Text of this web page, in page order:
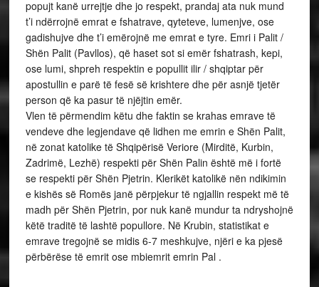
popujt kanë urrejtje dhe jo respekt, prandaj ata nuk mund
t’i ndërrojnë emrat e fshatrave, qyteteve, lumenjve, ose
gadishujve dhe t’i emërojnë me emrat e tyre. Emri i Palit /
Shën Palit (Pavllos), që haset sot si emër fshatrash, kepi,
ose lumi, shpreh respektin e popullit ilir / shqiptar për
apostullin e parë të fesë së krishtere dhe për asnjë tjetër
person që ka pasur të njëjtin emër.
Vlen të përmendim këtu dhe faktin se krahas emrave të
vendeve dhe legjendave që lidhen me emrin e Shën Palit,
në zonat katolike të Shqipërisë Veriore (Mirditë, Kurbin,
Zadrimë, Lezhë) respekti për Shën Palin është më i fortë
se respekti për Shën Pjetrin. Klerikët katolikë nën ndikimin
e kishës së Romës janë përpjekur të ngjallin respekt më të
madh për Shën Pjetrin, por nuk kanë mundur ta ndryshojnë
këtë traditë të lashtë popullore. Në Krubin, statistikat e
emrave tregojnë se midis 6-7 meshkujve, njëri e ka pjesë
përbërëse të emrit ose mbiemrit emrin Pal .